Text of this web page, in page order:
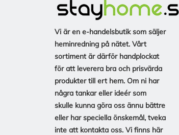
Vi är en e-handelsbutik som säljer
heminredning på nätet. Vårt
sortiment är därför handplockat
för att leverera bra och prisvärda
produkter till ert hem. Om ni har
några tankar eller ideér som
skulle kunna göra oss ännu bättre
eller har speciella önskemål, tveka
inte att kontakta oss. Vi finns här